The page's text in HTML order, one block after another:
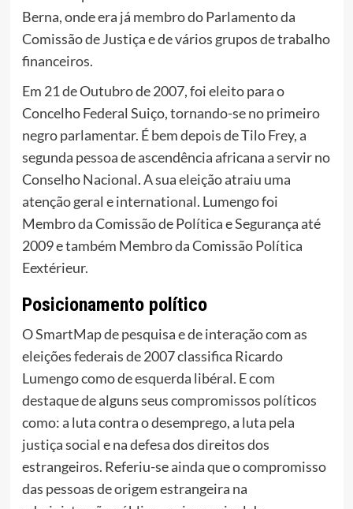
Berna, onde era já membro do Parlamento da
Comissão de Justiça e de vários grupos de trabalho
financeiros.
Em 21 de Outubro de 2007, foi eleito para o
Concelho Federal Suiço, tornando-se no primeiro
negro parlamentar. É bem depois de Tilo Frey, a
segunda pessoa de ascendência africana a servir no
Conselho Nacional. A sua eleição atraiu uma
atenção geral e international. Lumengo foi
Membro da Comissão de Política e Segurança até
2009 e também Membro da Comissão Política
Eextérieur.
Posicionamento político
O SmartMap de pesquisa e de interação com as
eleições federais de 2007 classifica Ricardo
Lumengo como de esquerda libéral. E com
destaque de alguns seus compromissos políticos
como: a luta contra o desemprego, a luta pela
justiça social e na defesa dos direitos dos
estrangeiros. Referiu-se ainda que o compromisso
das pessoas de origem estrangeira na